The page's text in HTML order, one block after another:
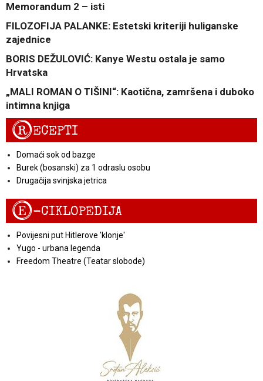
Memorandum 2 – isti
FILOZOFIJA PALANKE: Estetski kriteriji huliganske
zajednice
BORIS DEŽULOVIĆ: Kanye Westu ostala je samo
Hrvatska
„MALI ROMAN O TIŠINI“: Kaotična, zamršena i duboko
intimna knjiga
RECEPTI
Domaći sok od bazge
Burek (bosanski) za 1 odraslu osobu
Drugačija svinjska jetrica
E-CIKLOPEDIJA
Povijesni put Hitlerove 'klonje'
Yugo - urbana legenda
Freedom Theatre (Teatar slobode)